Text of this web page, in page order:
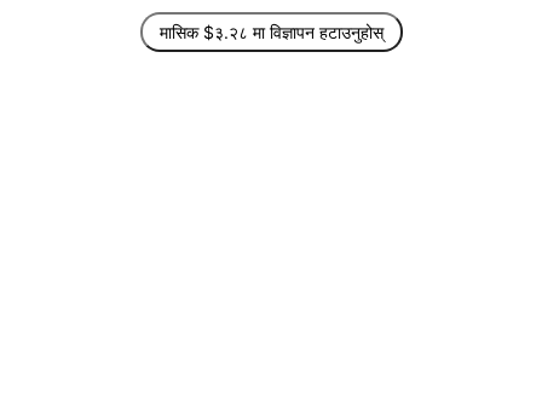
मासिक $३.२८ मा विज्ञापन हटाउनुहोस्